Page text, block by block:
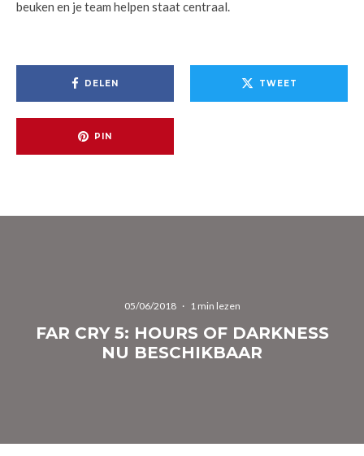
beuken en je team helpen staat centraal.
DELEN TWEET
PIN
05/06/2018 · 1 min lezen
FAR CRY 5: HOURS OF DARKNESS
NU BESCHIKBAAR